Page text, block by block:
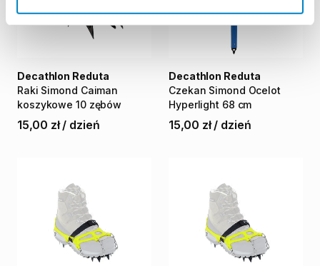
Raki Simond Caiman
koszykowe 10 zębów
Decathlon Reduta
15,00 zł / dzień
Czekan Simond Ocelot
Hyperlight 68 cm
Decathlon Reduta
15,00 zł / dzień